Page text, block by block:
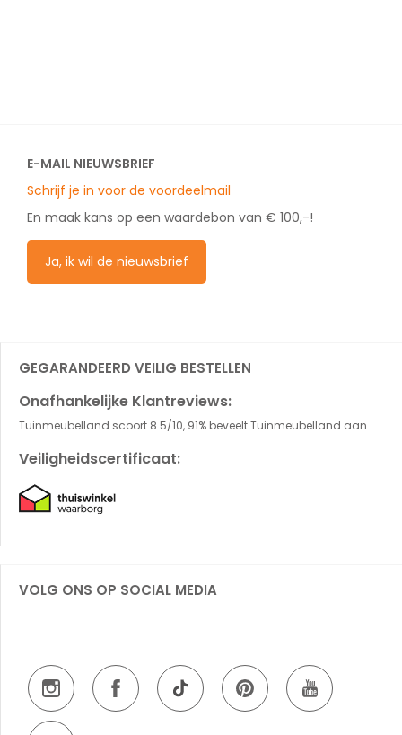
E-MAIL NIEUWSBRIEF
Schrijf je in voor de voordeelmail
En maak kans op een waardebon van € 100,-!
Ja, ik wil de nieuwsbrief
GEGARANDEERD VEILIG BESTELLEN
Onafhankelijke Klantreviews:
Tuinmeubelland scoort 8.5/10, 91% beveelt Tuinmeubelland aan
Veiligheidscertificaat:
VOLG ONS OP SOCIAL MEDIA